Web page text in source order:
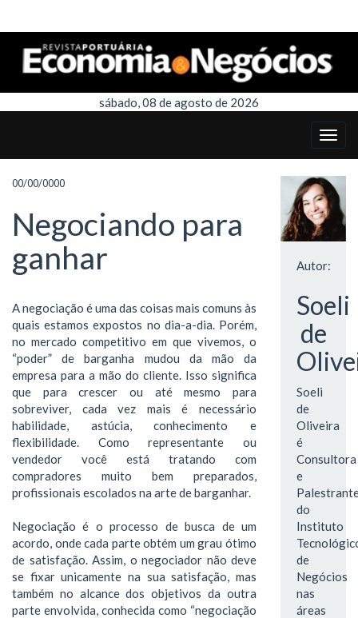
sábado, 08 de agosto de 2026
00/00/0000
Negociando para
ganhar
A negociação é uma das coisas mais comuns às
quais estamos expostos no dia-a-dia. Porém,
no mercado competitivo em que vivemos, o
“poder” de barganha mudou da mão da
empresa para a mão do cliente. Isso significa
que para crescer ou até mesmo para
sobreviver, cada vez mais é necessário
habilidade, astúcia, conhecimento e
flexibilidade. Como representante ou
vendedor você está tratando com
compradores muito bem preparados,
profissionais escolados na arte de barganhar.
Negociação é o processo de busca de um
acordo, onde cada parte obtém um grau ótimo
de satisfação. Assim, o negociador não deve
se fixar unicamente na sua satisfação, mas
também no alcance dos objetivos da outra
parte envolvida, conhecida como “negociação
Autor:
Soeli
de
Soeli
de
Oliveira
é
Consultora
e
do
Instituto
de
Negócios
nas
áreas